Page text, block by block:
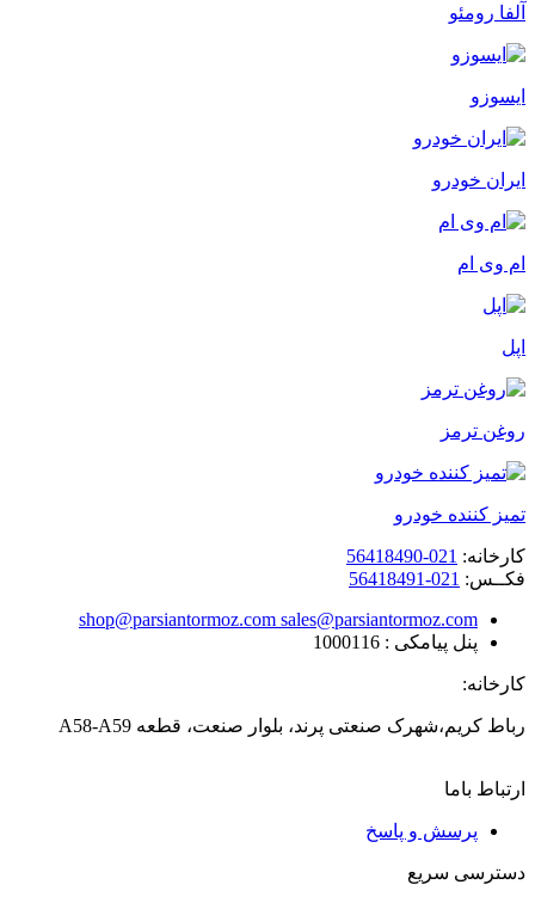
آلفا رومئو
ایسوزو
ایران خودرو
ام وی ام
اپل
روغن ترمز
تمیز کننده خودرو
کارخانه: 021-56418490
فکــس: 021-56418491
shop@parsiantormoz.com sales@parsiantormoz.com
پنل پیامکی : 1000116
کارخانه:
رباط کریم،شهرک صنعتی پرند، بلوار صنعت، قطعه A58-A59
ارتباط باما
پرسش و پاسخ
دسترسی سریع